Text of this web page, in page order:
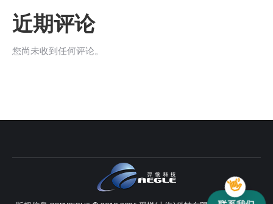
近期评论
您尚未收到任何评论。